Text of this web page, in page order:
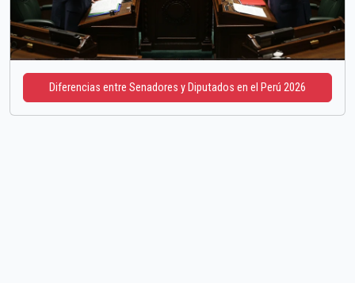
Diferencias entre Senadores y Diputados en el Perú 2026